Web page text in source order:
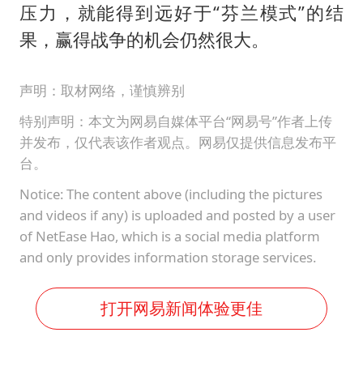
压力，就能得到远好于“芬兰模式”的结
果，赢得战争的机会仍然很大。
声明：取材网络，谨慎辨别
特别声明：本文为网易自媒体平台“网易号”作者上传
并发布，仅代表该作者观点。网易仅提供信息发布平
台。
Notice: The content above (including the pictures
and videos if any) is uploaded and posted by a user
of NetEase Hao, which is a social media platform
and only provides information storage services.
打开网易新闻体验更佳